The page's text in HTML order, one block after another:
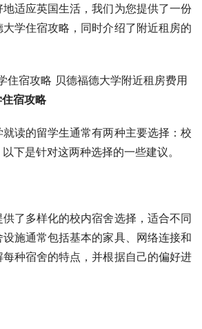
适应英国生活，我们为您提供了一份
学住宿攻略，同时介绍了附近租房的
宿攻略
读的留学生通常有两种主要选择：校
下是针对这两种选择的一些建议。
了多样化的校内宿舍选择，适合不同
施通常包括基本的家具、网络连接和
种宿舍的特点，并根据自己的偏好进